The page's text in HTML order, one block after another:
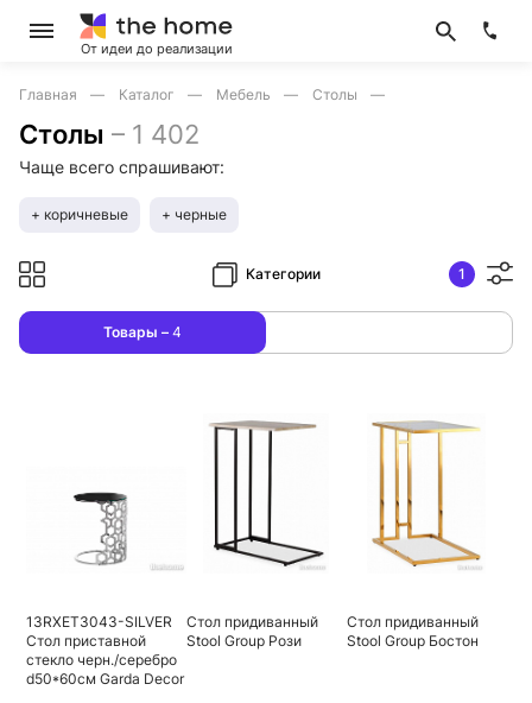
От идеи до реализации
Главная Каталог Мебель Столы
Столы – 1 402
Чаще всего спрашивают:
+ коричневые + черные
Категории 1
Товары – 4
13RXET3043-SILVER
Стол приставной
стекло черн./серебро
d50*60см Garda Decor
Стол придиванный
Stool Group Рози
Стол придиванный
Stool Group Бостон